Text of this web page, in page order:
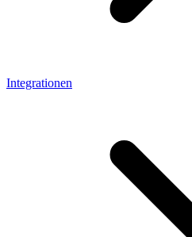
Integrationen